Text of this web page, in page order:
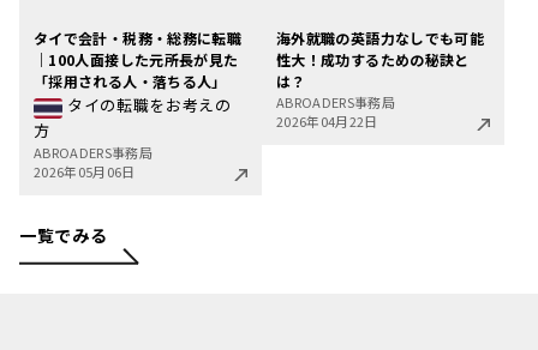
タイで会計・税務・総務に転職
｜100人面接した元所長が見た
「採用される人・落ちる人」
タイの転職をお考えの
方
ABROADERS事務局
2026年05月06日
海外就職の英語力なしでも可能
性大！成功するための秘訣と
は？
ABROADERS事務局
2026年04月22日
一覧でみる